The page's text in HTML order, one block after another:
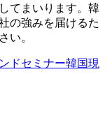
てまいります。韓
の強みを届けるた
い。
ドセミナー韓国現